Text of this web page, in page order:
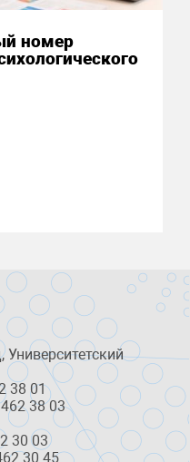
номер
38 01
38 03
30 03
30 45